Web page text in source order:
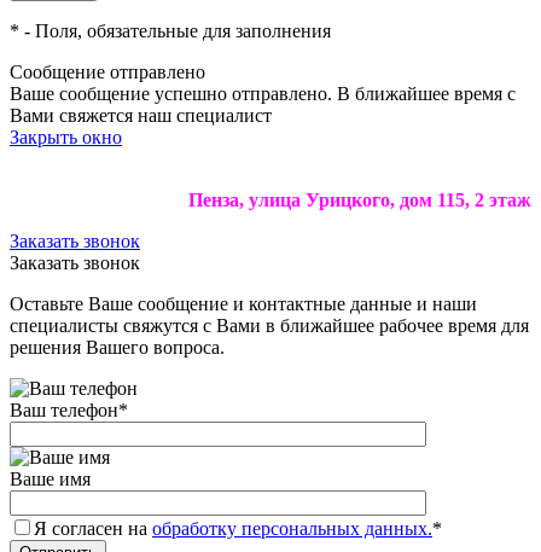
* - Поля, обязательные для заполнения
Сообщение отправлено
Ваше сообщение успешно отправлено. В ближайшее время с
Вами свяжется наш специалист
Закрыть окно
Пенза, улица Урицкого, дом 115, 2 этаж
Заказать звонок
Заказать звонок
Оставьте Ваше сообщение и контактные данные и наши
специалисты свяжутся с Вами в ближайшее рабочее время для
решения Вашего вопроса.
Ваш телефон*
Ваше имя
Я согласен на обработку персональных данных.*